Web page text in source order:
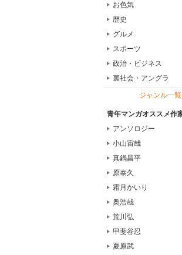
お色気
歴史
グルメ
スポーツ
政治・ビジネス
裏社会・アングラ
ジャンル一
青年マンガオススメ作
アンソロジー
小山宙哉
真鍋昌平
原泰久
霜月かいり
奥浩哉
荒川弘
甲斐谷忍
夏原武